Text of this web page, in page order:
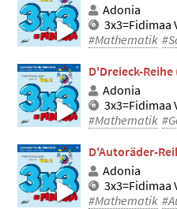
Adonia
3x3=Fidimaa
#Mathematik
D'Dreieck-Reihe
Adonia
3x3=Fidimaa
#Mathematik
D'Autoräder-
Adonia
3x3=Fidimaa
#Mathematik